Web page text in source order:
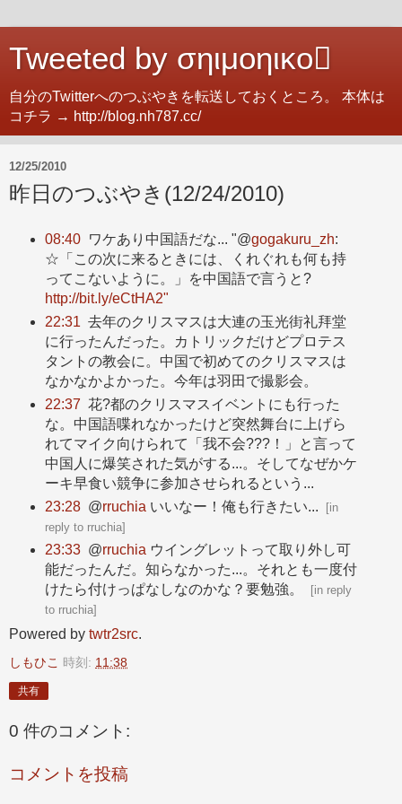
Tweeted by σηιμοηικο
自分のTwitterへのつぶやきを転送しておくところ。 本体は
コチラ → http://blog.nh787.cc/
12/25/2010
昨日のつぶやき(12/24/2010)
08:40 ワケあり中国語だな... "@gogakuru_zh:
☆「この次に来るときには、くれぐれも何も持
ってこないように。」を中国語で言うと?
http://bit.ly/eCtHA2"
22:31 去年のクリスマスは大連の玉光街礼拜堂
に行ったんだった。カトリックだけどプロテス
タントの教会に。中国で初めてのクリスマスは
なかなかよかった。今年は羽田で撮影会。
22:37 花?都のクリスマスイベントにも行った
な。中国語喋れなかったけど突然舞台に上げら
れてマイク向けられて「我不会???！」と言って
中国人に爆笑された気がする...。そしてなぜかケ
ーキ早食い競争に参加させられるという...
23:28 @rruchia いいなー！俺も行きたい... [in
reply to rruchia]
23:33 @rruchia ウイングレットって取り外し可
能だったんだ。知らなかった...。それとも一度付
けたら付けっぱなしなのかな？要勉強。
[in reply
to rruchia]
Powered by twtr2src.
しもひこ 時刻: 11:38
共有
0 件のコメント:
コメントを投稿